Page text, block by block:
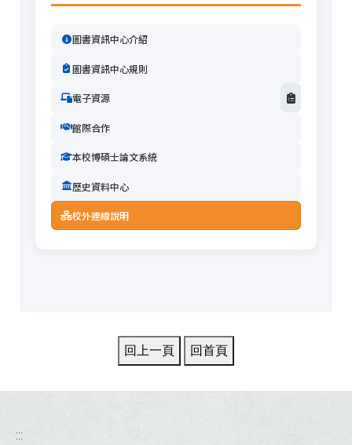
圖書資訊中心介紹
圖書資訊中心規則
電子資源
館際合作
本校博碩士論文系統
歷史資料中心
校外連線說明
:::